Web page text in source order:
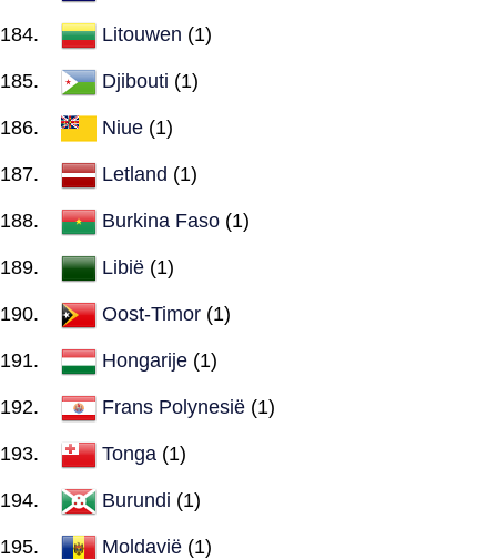
Litouwen (1)
Djibouti (1)
Niue (1)
Letland (1)
Burkina Faso (1)
Libië (1)
Oost-Timor (1)
Hongarije (1)
Frans Polynesië (1)
Tonga (1)
Burundi (1)
Moldavië (1)